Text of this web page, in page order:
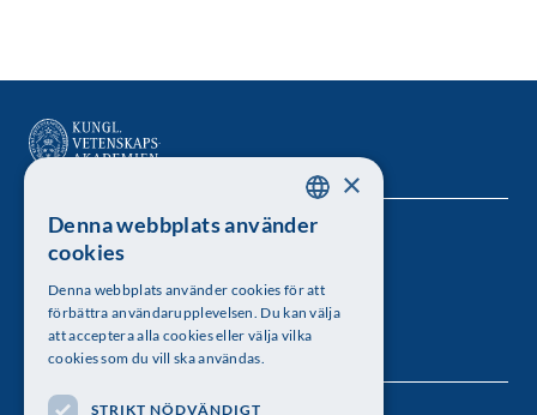
Kungl. Vetenskapsakademien
Besöksadress: Lilla Frescativägen 4A
Telefon: 08-673 95 00
SWEDISH
×
Denna webbplats använder
cookies
Denna webbplats använder cookies för att
förbättra användarupplevelsen. Du kan välja
att acceptera alla cookies eller välja vilka
cookies som du vill ska användas.
STRIKT NÖDVÄNDIGT